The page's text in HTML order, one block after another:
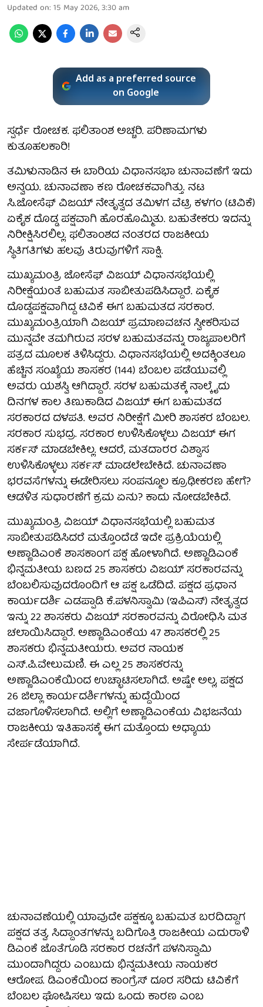
Updated on: 15 May 2026, 3:30 am
Add as a preferred source
on Google
ಸ್ಪರ್ಧೆ ರೋಚಕ. ಫಲಿತಾಂಶ ಅಚ್ಚರಿ. ಪರಿಣಾಮಗಳು
ಕುತೂಹಲಕಾರಿ!
ತಮಿಳುನಾಡಿನ ಈ ಬಾರಿಯ ವಿಧಾನಸಭಾ ಚುನಾವಣೆಗೆ ಇದು
ಅನ್ವಯ. ಚುನಾವಣಾ ಕಣ ರೋಚಕವಾಗಿತ್ತು. ನಟ
ಸಿ.ಜೋಸೆಫ್‌ ವಿಜಯ್‌ ನೇತೃತ್ವದ ತಮಿಳಗ ವೆಟ್ರಿ ಕಳಗಂ (ಟಿವಿಕೆ)
ಏಕೈಕ ದೊಡ್ಡ ಪಕ್ಷವಾಗಿ ಹೊರಹೊಮ್ಮಿತು. ಬಹುತೇಕರು ಇದನ್ನು
ನಿರೀಕ್ಷಿಸಿರಲಿಲ್ಲ. ಫಲಿತಾಂಶದ ನಂತರದ ರಾಜಕೀಯ
ಸ್ಥಿತಿಗತಿಗಳು ಹಲವು ತಿರುವುಗಳಿಗೆ ಸಾಕ್ಷಿ.
ಮುಖ್ಯಮಂತ್ರಿ ಜೋಸೆಫ್ ವಿಜಯ್‌ ವಿಧಾನಸಭೆಯಲ್ಲಿ
ನಿರೀಕ್ಷೆಯಂತೆ ಬಹುಮತ ಸಾಬೀತುಪಡಿಸಿದ್ದಾರೆ. ಏಕೈಕ
ದೊಡ್ಡಪಕ್ಷವಾಗಿದ್ದ ಟಿವಿಕೆ ಈಗ ಬಹುಮತದ ಸರಕಾರ.
ಮುಖ್ಯಮಂತ್ರಿಯಾಗಿ ವಿಜಯ್‌ ಪ್ರಮಾಣವಚನ ಸ್ವೀಕರಿಸುವ
ಮುನ್ನವೇ ತಮಗಿರುವ ಸರಳ ಬಹುಮತವನ್ನು ರಾಜ್ಯಪಾಲರಿಗೆ
ಪತ್ರದ ಮೂಲಕ ತಿಳಿಸಿದ್ದರು. ವಿಧಾನಸಭೆಯಲ್ಲಿ ಅದಕ್ಕಿಂತಲೂ
ಹೆಚ್ಚಿನ ಸಂಖ್ಯೆಯ ಶಾಸಕರ (144) ಬೆಂಬಲ ಪಡೆಯುವಲ್ಲಿ
ಅವರು ಯಶಸ್ವಿ ಆಗಿದ್ದಾರೆ. ಸರಳ ಬಹುಮತಕ್ಕೆ ನಾಲ್ಕೈದು
ದಿನಗಳ ಕಾಲ ತಿಣುಕಾಡಿದ ವಿಜಯ್‌ ಈಗ ಬಹುಮತದ
ಸರಕಾರದ ದಳಪತಿ. ಅವರ ನಿರೀಕ್ಷೆಗೆ ಮೀರಿ ಶಾಸಕರ ಬೆಂಬಲ.
ಸರಕಾರ ಸುಭದ್ರ. ಸರಕಾರ ಉಳಿಸಿಕೊಳ್ಳಲು ವಿಜಯ್‌ ಈಗ
ಸರ್ಕಸ್‌ ಮಾಡಬೇಕಿಲ್ಲ. ಆದರೆ, ಮತದಾರರ ವಿಶ್ವಾಸ
ಉಳಿಸಿಕೊಳ್ಳಲು ಸರ್ಕಸ್‌ ಮಾಡಲೇಬೇಕಿದೆ. ಚುನಾವಣಾ
ಭರವಸೆಗಳನ್ನು ಈಡೇರಿಸಲು ಸಂಪನ್ಮೂಲ ಕ್ರೂಢೀಕರಣ ಹೇಗೆ?
ಆಡಳಿತ ಸುಧಾರಣೆಗೆ ಕ್ರಮ ಏನು? ಕಾದು ನೋಡಬೇಕಿದೆ.
ಮುಖ್ಯಮಂತ್ರಿ ವಿಜಯ್‌ ವಿಧಾನಸಭೆಯಲ್ಲಿ ಬಹುಮತ
ಸಾಬೀತುಪಡಿಸಿದರೆ ಮತ್ತೊಂದೆಡೆ ಇದೇ ಪ್ರಕ್ರಿಯೆಯಲ್ಲಿ
ಅಣ್ಣಾಡಿಎಂಕೆ ಶಾಸಕಾಂಗ ಪಕ್ಷ ಹೋಳಾಗಿದೆ. ಅಣ್ಣಾಡಿಎಂಕೆ
ಭಿನ್ನಮತೀಯ ಬಣದ 25 ಶಾಸಕರು ವಿಜಯ್‌ ಸರಕಾರವನ್ನು
ಬೆಂಬಲಿಸುವುದರೊಂದಿಗೆ ಆ ಪಕ್ಷ ಒಡೆದಿದೆ. ಪಕ್ಷದ ಪ್ರಧಾನ
ಕಾರ್ಯದರ್ಶಿ ಎಡಪ್ಪಾಡಿ ಕೆ.ಪಳನಿಸ್ವಾಮಿ (ಇಪಿಎಸ್‌) ನೇತೃತ್ವದ
ಇನ್ನು 22 ಶಾಸಕರು ವಿಜಯ್‌ ಸರಕಾರವನ್ನು ವಿರೋಧಿಸಿ ಮತ
ಚಲಾಯಿಸಿದ್ದಾರೆ. ಅಣ್ಣಾಡಿಎಂಕೆಯ 47 ಶಾಸಕರಲ್ಲಿ 25
ಶಾಸಕರು ಭಿನ್ನಮತೀಯರು. ಅವರ ನಾಯಕ
ಎಸ್‌.ಪಿ.ವೇಲುಮಣಿ. ಈ ಎಲ್ಲ 25 ಶಾಸಕರನ್ನು
ಅಣ್ಣಾಡಿಎಂಕೆಯಿಂದ ಉಚ್ಛಾಟಿಸಲಾಗಿದೆ. ಅಷ್ಟೇ ಅಲ್ಲ, ಪಕ್ಷದ
26 ಜಿಲ್ಲಾ ಕಾರ್ಯದರ್ಶಿಗಳನ್ನು ಹುದ್ದೆಯಿಂದ
ವಜಾಗೊಳಿಸಲಾಗಿದೆ. ಅಲ್ಲಿಗೆ ಅಣ್ಣಾಡಿಎಂಕೆಯ ವಿಭಜನೆಯ
ರಾಜಕೀಯ ಇತಿಹಾಸಕ್ಕೆ ಈಗ ಮತ್ತೊಂದು ಅಧ್ಯಾಯ
ಸೇರ್ಪಡೆಯಾಗಿದೆ.
ಚುನಾವಣೆಯಲ್ಲಿ ಯಾವುದೇ ಪಕ್ಷಕ್ಕೂ ಬಹುಮತ ಬರದಿದ್ದಾಗ
ಪಕ್ಷದ ತತ್ವ, ಸಿದ್ದಾಂತಗಳನ್ನು ಬದಿಗೊತ್ತಿ ರಾಜಕೀಯ ಎದುರಾಳಿ
ಡಿಎಂಕೆ ಜೊತೆಗೂಡಿ ಸರಕಾರ ರಚನೆಗೆ ಪಳನಿಸ್ವಾಮಿ
ಮುಂದಾಗಿದ್ದರು ಎಂಬುದು ಭಿನ್ನಮತೀಯ ನಾಯಕರ
ಆರೋಪ. ಡಿಎಂಕೆಯಿಂದ ಕಾಂಗ್ರೆಸ್‌ ದೂರ ಸರಿದು ಟಿವಿಕೆಗೆ
ಬೆಂಬಲ ಘೋಷಿಸಲು ಇದು ಒಂದು ಕಾರಣ ಎಂಬ